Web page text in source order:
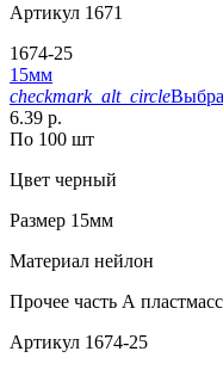
Артикул 1671
1674-25
15мм
checkmark_alt_circle
6.39 р.
По 100 шт
Цвет черный
Размер 15мм
Материал нейлон
Прочее часть А
Артикул 1674-25